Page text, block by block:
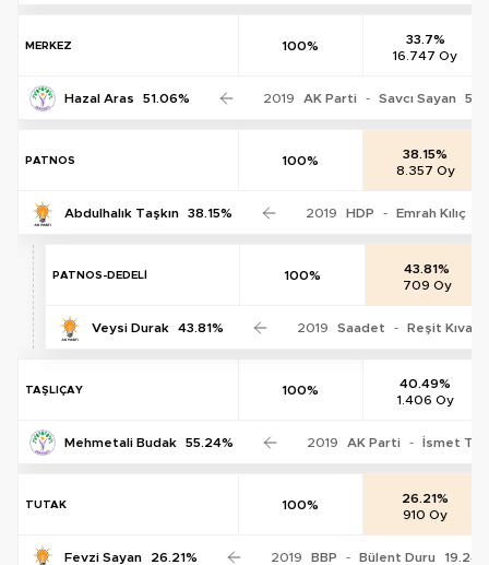
MERKEZ 100%
33.7%
16.747 Oy
Hazal Aras 51.06% 2019 AK Parti - Savcı Sayan
PATNOS 100%
38.15%
8.357 Oy
Abdulhalık Taşkın 38.15% 2019 HDP - Emrah Kılıç
PATNOS-DEDELİ 100%
43.81%
709 Oy
Veysi Durak 43.81% 2019 Saadet - Reşit Kıvanç
TAŞLIÇAY 100%
40.49%
1.406 Oy
Mehmetali Budak 55.24% 2019 AK Parti - İsmet
TUTAK 100%
26.21%
910 Oy
Fevzi Sayan 26.21% 2019 BBP - Bülent Duru